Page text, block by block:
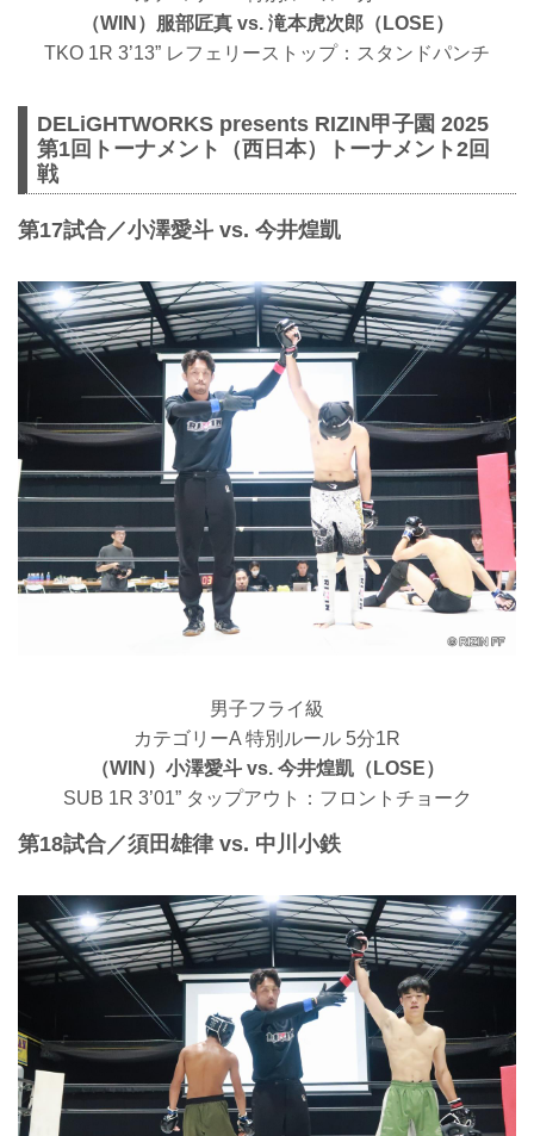
（WIN）服部匠真 vs. 滝本虎次郎（LOSE）
TKO 1R 3’13” レフェリーストップ：スタンドパンチ
DELiGHTWORKS presents RIZIN甲子園 2025
第1回トーナメント（西日本）トーナメント2回
戦
第17試合／小澤愛斗 vs. 今井煌凱
男子フライ級
カテゴリーA 特別ルール 5分1R
（WIN）小澤愛斗 vs. 今井煌凱（LOSE）
SUB 1R 3’01” タップアウト：フロントチョーク
第18試合／須田雄律 vs. 中川小鉄